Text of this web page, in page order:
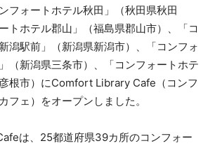
フォートホテル秋田」（秋田県秋田
トホテル郡山」（福島県郡山市）、「コ
潟駅前」（新潟県新潟市）、「コンフォ
（新潟県三条市）、「コンフォートホテ
根市）にComfort Library Cafe（コンフ
フェ）をオープンしました。
は、25都道府県39カ所のコンフォー